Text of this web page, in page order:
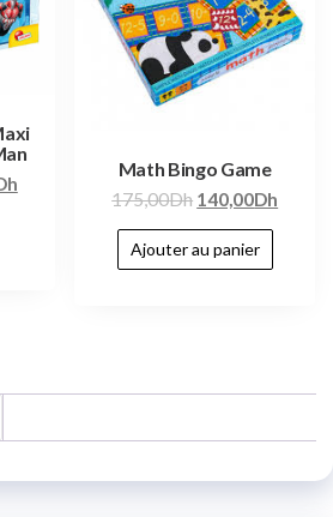
Math Bingo Game
175,00Dh 140,00Dh
Ajouter au panier